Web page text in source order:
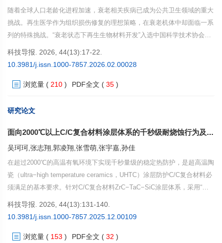
随着全球人口老龄化进程加速，衰老相关疾病已成为公共卫生领域的重大
挑战。再生医学作为组织损伤修复的理想策略，在衰老机体中却面临一系
列的特殊挑战。“衰老状态下再生生物材料开发”入选中国科学技术协会
2025年十大产业技术问题，凸显了该领域的战略意义。立足于衰老状态下
态治理思维、构建“微环境重塑”体系的创新路径。结合生物学与工程学双
推动再生医学从“结构替代”向“生态修复”范式转变中的关键作用。最后，
攻克技术瓶颈、培育生命健康新产业提供深层反思与实践指引。
科技导报. 2026, 44(13):17-22.
10.3981/j.issn.1000-7857.2026.02.00028
浏览量 ( 210 ) PDF全文 ( 35 )
研究论文
面向2000℃以上C/C复合材料涂层体系的千秒级耐烧蚀行为及机理
吴珂珂,张志翔,郭凌翔,张雪萌,张宇嘉,孙佳
在超过2000℃的高温有氧环境下实现千秒量级的稳定热防护，是超高温陶
瓷（ultra−high temperature ceramics，UHTC）涂层防护C/C复合材料必
须满足的基本要求。针对C/C复合材料ZrC−TaC−SiC涂层体系，采用“单
一涂层技术”和“基体改性+涂层复合技术”2种策略，以实现C/C复合材料的
改性C/C复合材料后表面制备ZrC−TaC−SiC涂层。结果表明，单一涂层体
科技导报. 2026, 44(13):131-140.
10.3981/j.issn.1000-7857.2025.12.00109
浏览量 ( 153 ) PDF全文 ( 32 )